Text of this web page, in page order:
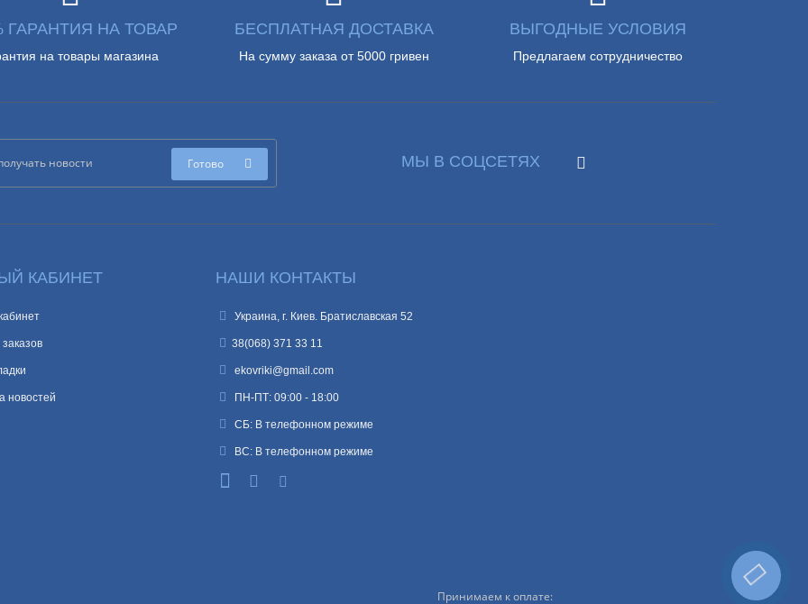
ГАРАНТИЯ НА ТОВАР
на товары магазина
БЕСПЛАТНАЯ ДОСТАВКА
На сумму заказа от 5000 гривен
ВЫГОДНЫЕ УСЛОВИЯ
Предлагаем сотрудничество
Готово МЫ В СОЦСЕТЯХ
КАБИНЕТ
новостей
НАШИ КОНТАКТЫ
Украина, г. Киев. Братиславская 52
38(068) 371 33 11
ekovriki@gmail.com
ПН-ПТ: 09:00 - 18:00
СБ: В телефонном режиме
ВС: В телефонном режиме
Принимаем к оплате: